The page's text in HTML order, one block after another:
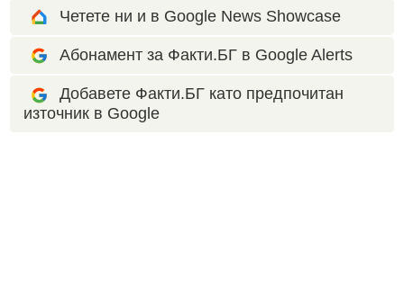
Четете ни и в Google News Showcase
Абонамент за Факти.БГ в Google Alerts
Добавете Факти.БГ като предпочитан
източник в Google